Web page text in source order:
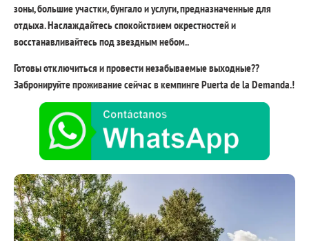
зоны, большие участки, бунгало и услуги, предназначенные для
отдыха. Наслаждайтесь спокойствием окрестностей и
восстанавливайтесь под звездным небом..
Готовы отключиться и провести незабываемые выходные??
Забронируйте проживание сейчас в кемпинге Puerta de la Demanda.!